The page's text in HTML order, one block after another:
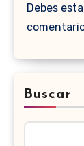
Debes
Buscar